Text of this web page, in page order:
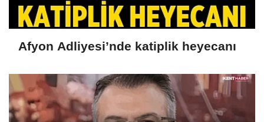
Afyon Adliyesi’nde katiplik heyecanı